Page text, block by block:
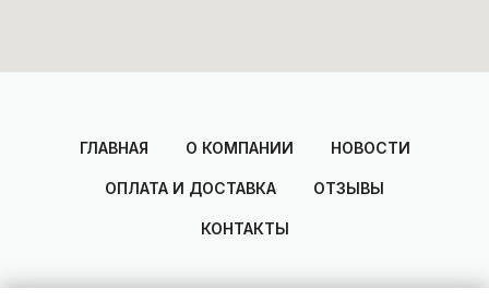
ГЛАВНАЯ О КОМПАНИИ НОВОСТИ
ОПЛАТА И ДОСТАВКА ОТЗЫВЫ
КОНТАКТЫ